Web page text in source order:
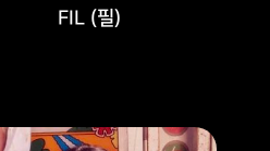
FIL (필)